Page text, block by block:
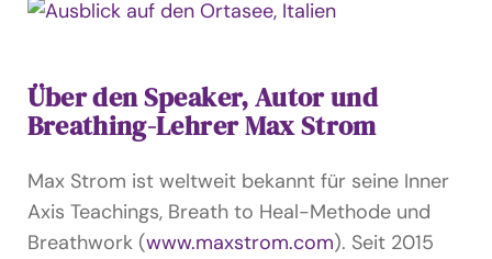
Über den Speaker, Autor und
Breathing-Lehrer Max Strom
Max Strom ist weltweit bekannt für seine Inner
Axis Teachings, Breath to Heal-Methode und
Breathwork (www.maxstrom.com). Seit 2015